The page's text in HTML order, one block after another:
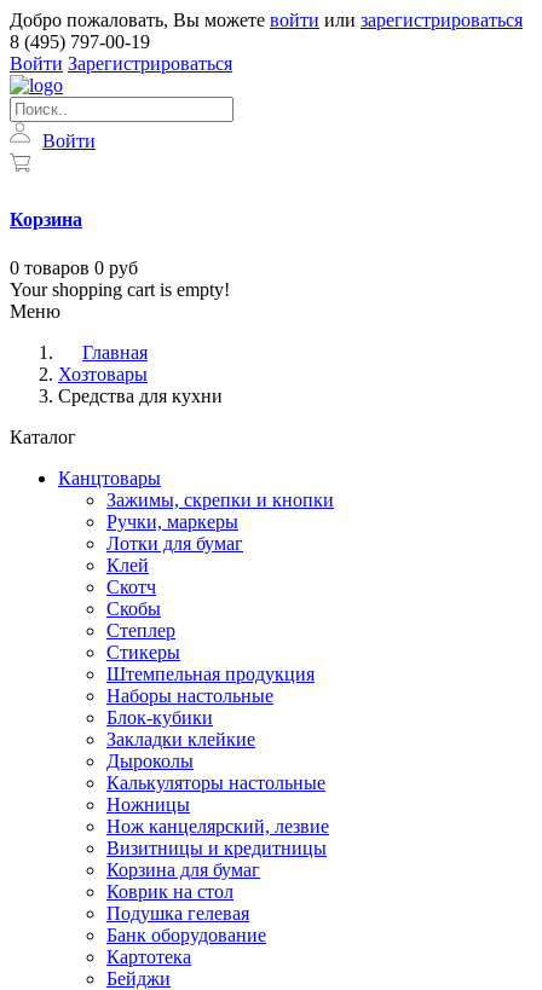
Добро пожаловать, Вы можете войти или зарегистрироваться
8 (495) 797-00-19
Войти Зарегистрироваться
Войти
Корзина
0 товаров 0 руб
Your shopping cart is empty!
Меню
Главная
Хозтовары
Средства для кухни
Каталог
Канцтовары
Зажимы, скрепки и кнопки
Ручки, маркеры
Лотки для бумаг
Клей
Скотч
Скобы
Степлер
Стикеры
Штемпельная продукция
Наборы настольные
Блок-кубики
Закладки клейкие
Дыроколы
Калькуляторы настольные
Ножницы
Нож канцелярский, лезвие
Визитницы и кредитницы
Корзина для бумаг
Коврик на стол
Подушка гелевая
Банк оборудование
Картотека
Бейджи